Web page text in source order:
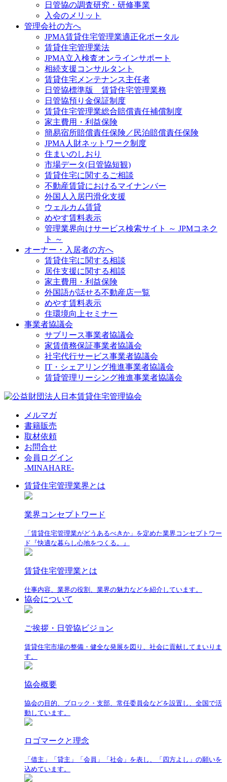
日管協の調査研究・研修事業
入会のメリット
管理会社の方へ
JPMA賃貸住宅管理業適正化ポータル
賃貸住宅管理業法
JPMA立入検査オンラインサポート
相続支援コンサルタント
賃貸住宅メンテナンス主任者
日管協標準版 賃貸住宅管理業務
日管協預り金保証制度
賃貸住宅管理業総合賠償責任補償制度
家主費用・利益保険
簡易宿所賠償責任保険／民泊賠償責任保険
JPMA人財ネットワーク制度
住まいのしおり
市場データ(日管協短観)
賃貸住宅に関するご相談
不動産賃貸におけるマイナンバー
外国人入居円滑化支援
ウェルカム賃貸
めやす賃料表示
管理業界向けサービス検索サイト ～ JPMコネク
ト ～
オーナー・入居者の方へ
賃貸住宅に関する相談
居住支援に関する相談
家主費用・利益保険
外国語が話せる不動産店一覧
めやす賃料表示
住環境向上セミナー
事業者協議会
サブリース事業者協議会
家賃債務保証事業者協議会
社宅代行サービス事業者協議会
IT・シェアリング推進事業者協議会
賃貸管理リーシング推進事業者協議会
メルマガ
書籍販売
取材依頼
お問合せ
会員ログイン
-MINAHARE-
賃貸住宅管理業界とは
業界コンセプトワード
「賃貸住宅管理業がどうあるべきか」を定めた業界コンセプトワー
ド『快適な暮らし心地をつくる。』
賃貸住宅管理業とは
仕事内容、業界の役割、業界の魅力などを紹介しています。
協会について
ご挨拶・日管協ビジョン
賃貸住宅市場の整備・健全な発展を図り、社会に貢献してまいりま
す。
協会概要
協会の目的、ブロック・支部、常任委員会などを設置し、全国で活
動しています。
ロゴマークと理念
「借主」「貸主」「会員」「社会」を表し、「四方よし」の願いを
込めています。